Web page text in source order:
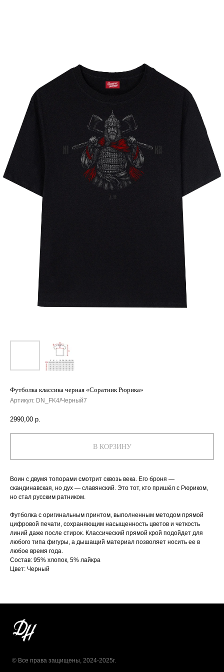
Футболка классика черная «Соратник Рюрика»
Артикул: DN_FK4/Черный7
2990,00 р.
В КОРЗИНУ
Воин с двумя топорами смотрит сквозь века. Его броня —
скандинавская, но дух — славянский. Это тот, кто пришёл с Рюриком,
но стал русским ратником.
Футболка с оригинальным принтом, выполненным методом прямой
цифровой печати, сохраняющим насыщенность цветов и четкость
линий даже после стирок. Классический прямой крой подойдет для
любого типа фигуры, а дышащий материал позволяет носить ее в
любое время года.
Состав: 95% хлопок, 5% лайкра
Цвет: Черный
© Все права защищены, 2024-2025г.